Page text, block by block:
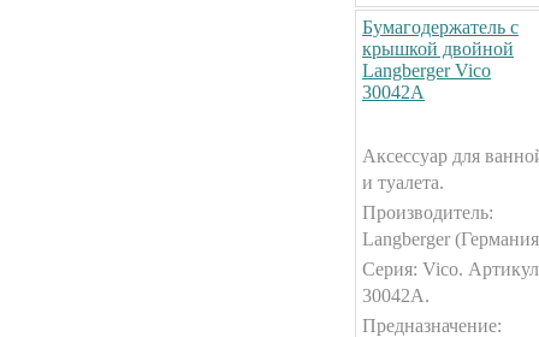
Бумагодержатель с
крышкой двойной
Langberger Vico
30042А
Аксессуар для
и туалета.
Производитель:
Langberger
Серия: Vico.
30042А.
Предназначение: